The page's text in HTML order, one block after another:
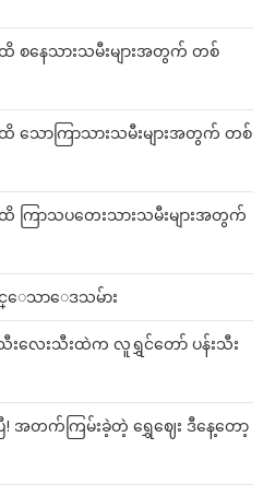
ထိ စနေသားသမီးများအတွက် တစ်
ထိ သောကြာသားသမီးများအတွက် တစ်
ထိ ကြာသပတေးသားသမီးများအတွက်
င္ေသာေဒသမ်ား
းလေးသီးထဲက လူရွှင်တော် ပန်းသီး
အတက်ကြမ်းခဲ့တဲ့ ရွှေဈေး ဒီနေ့တော့